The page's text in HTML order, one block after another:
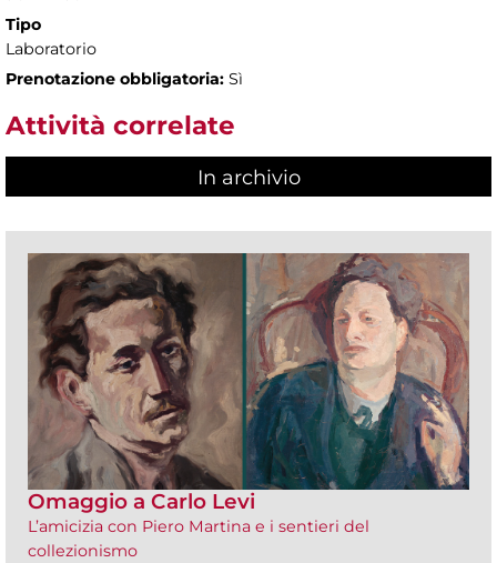
Tipo
Laboratorio
Prenotazione obbligatoria: Sì
Attività correlate
In archivio
Omaggio a Carlo Levi
L’amicizia con Piero Martina e i sentieri del
collezionismo